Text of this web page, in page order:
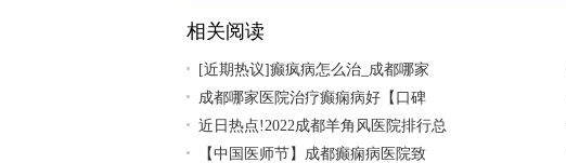
相关阅读
[近期热议]癫疯病怎么治_成都哪家
成都哪家医院治疗癫痫病好【口碑
近日热点!2022成都羊角风医院排行总
【中国医师节】成都癫痫病医院致